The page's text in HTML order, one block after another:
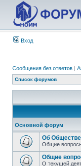
Вход
Сообщения без ответов |
Список форумов
Основной форум
Об Обществе
Общие
Общие
О текущей